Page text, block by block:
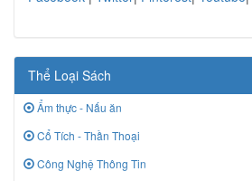
Thể Loại Sách
Ẩm thực - Nấu ăn
Cổ Tích - Thần Thoại
Công Nghệ Thông Tin